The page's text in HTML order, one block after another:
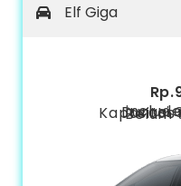
Elf Giga
Durasi
Belum